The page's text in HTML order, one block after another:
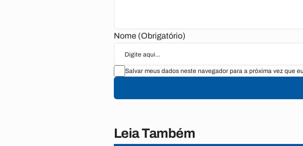
Nome (Obrigatório)
Salvar meus dados neste navegador para a próxima vez que
Leia Também